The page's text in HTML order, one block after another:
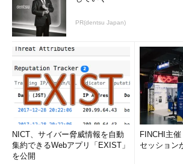
PR(dentsu Japan)
NICT、サイバー脅威情報を自動
集約できるWebアプリ「EXIST」
を公開
FINCHI主
セッション